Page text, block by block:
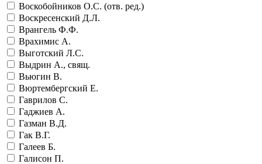
Воскобойников О.С. (отв. ред.)
Воскресенский Д.Л.
Врангель Ф.Ф.
Врахимис А.
Выготский Л.С.
Выдрин А., свящ.
Вьюгин В.
Вюртембергский Е.
Гаврилов С.
Гаджиев А.
Газман В.Д.
Гак В.Г.
Галеев Б.
Галисон П.